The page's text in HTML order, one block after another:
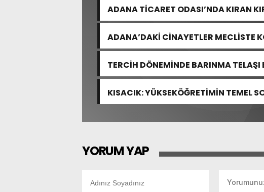
ADANA TİCARET ODASI’NDA KIRAN
ADANA’DAKİ CİNAYETLER MECLİSTE
TERCİH DÖNEMİNDE BARINMA TELAŞI
KISACIK: YÜKSEKÖĞRETİMİN TEMEL
YOK
YORUM YAP